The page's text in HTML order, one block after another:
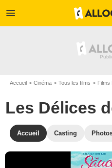
menu
Accueil Cinéma Tous les films Films
Les Délices
Accueil Casting